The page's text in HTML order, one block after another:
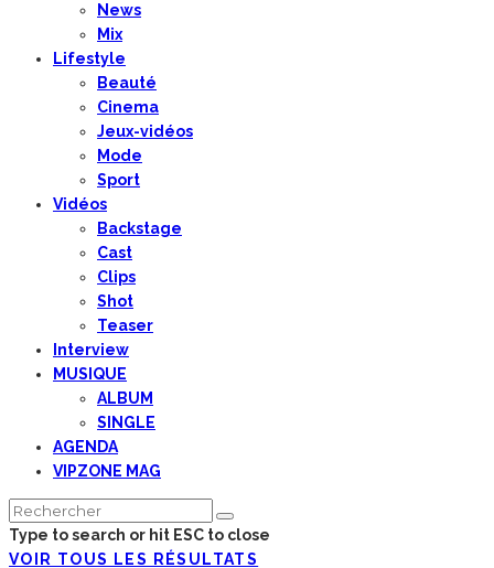
News
Mix
Lifestyle
Beauté
Cinema
Jeux-vidéos
Mode
Sport
Vidéos
Backstage
Cast
Clips
Shot
Teaser
Interview
MUSIQUE
ALBUM
SINGLE
AGENDA
VIPZONE MAG
Type to search or hit ESC to close
VOIR TOUS LES RÉSULTATS